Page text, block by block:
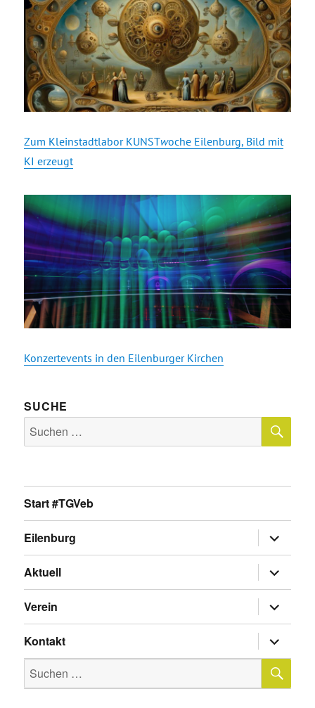
Zum Kleinstadtlabor KUNSTwoche Eilenburg, Bild mit
KI erzeugt
Konzertevents in den Eilenburger Kirchen
SUCHE
Suche
nach:
Start #TGVeb
Eilenburg
anzeigen
Aktuell
anzeigen
Verein
anzeigen
Kontakt
anzeigen
Suche
nach: